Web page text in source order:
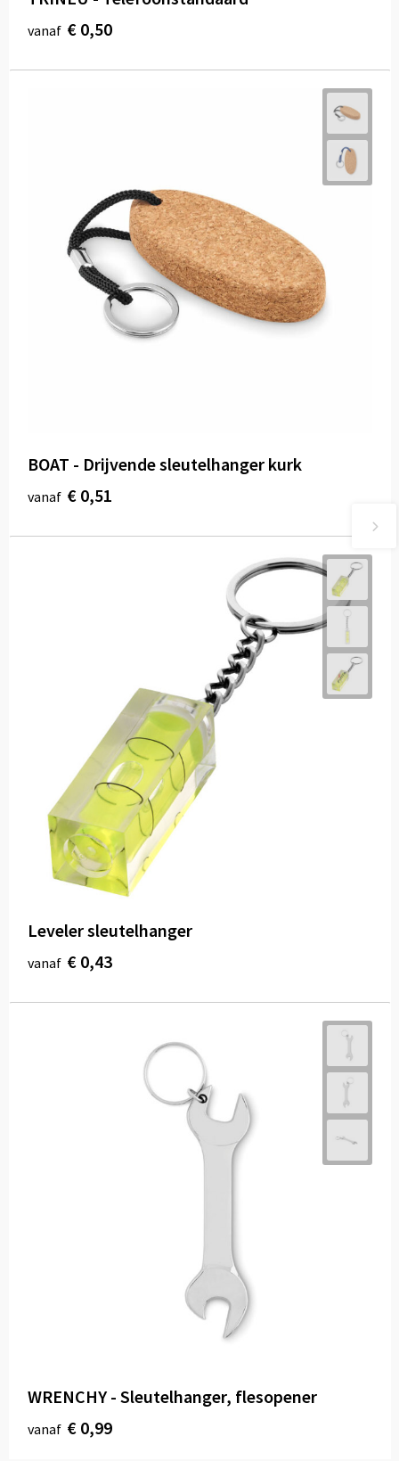
vanaf € 0,50
BOAT - Drijvende sleutelhanger kurk
vanaf € 0,51
Leveler sleutelhanger
vanaf € 0,43
WRENCHY - Sleutelhanger, flesopener
vanaf € 0,99